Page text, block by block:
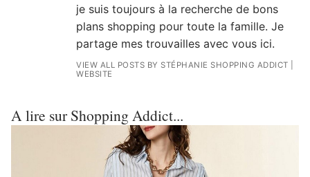
je suis toujours à la recherche de bons
plans shopping pour toute la famille. Je
partage mes trouvailles avec vous ici.
VIEW ALL POSTS BY STÉPHANIE SHOPPING ADDICT
WEBSITE
A lire sur Shopping Addict...